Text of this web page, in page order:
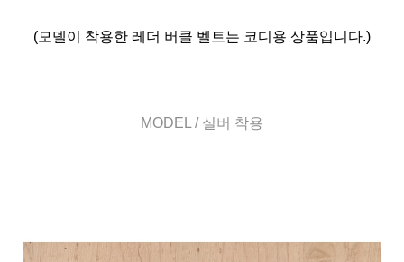
(모델이 착용한 레더 버클 벨트는 코디용 상품입니다.)
MODEL / 실버 착용